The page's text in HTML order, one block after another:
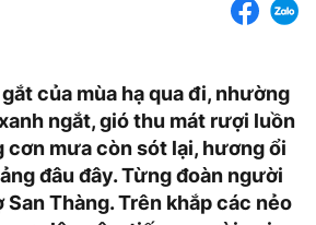
của mùa hạ qua đi, nhường
ngắt, gió thu mát rượi luồn
cơn mưa còn sót lại, hương ổi
đâu đây. Từng đoàn người
Thàng. Trên khắp các nẻo